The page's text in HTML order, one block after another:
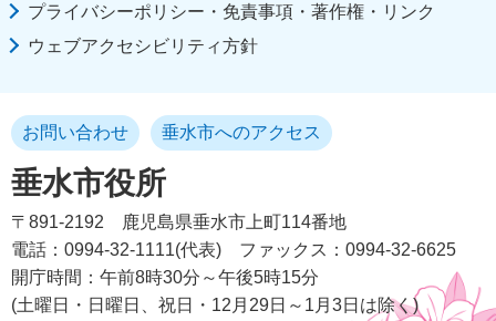
プライバシーポリシー・免責事項・著作権・リンク
ウェブアクセシビリティ方針
垂水市役所
お問い合わせ 垂水市へのアクセス
〒891-2192
鹿児島県垂水市上町114番地
電話：0994-32-1111(代表)
ファックス：0994-32-6625
開庁時間：午前8時30分～午後5時15分
(土曜日・日曜日、祝日・12月29日～1月3日は除く)